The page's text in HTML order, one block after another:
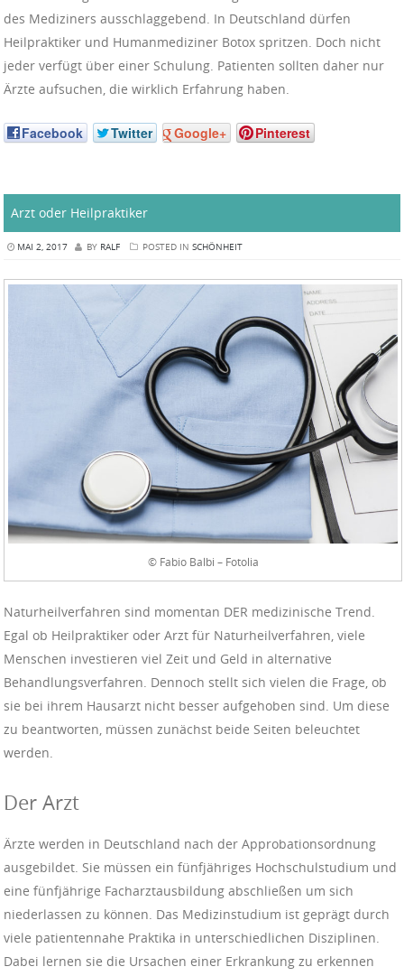
des Mediziners ausschlaggebend. In Deutschland dürfen
Heilpraktiker und Humanmediziner Botox spritzen. Doch nicht
jeder verfügt über einer Schulung. Patienten sollten daher nur
Ärzte aufsuchen, die wirklich Erfahrung haben.
Facebook Twitter Google+ Pinterest
Arzt oder Heilpraktiker
MAI 2, 2017 BY RALF POSTED IN SCHÖNHEIT
© Fabio Balbi – Fotolia
Naturheilverfahren sind momentan DER medizinische Trend.
Egal ob Heilpraktiker oder Arzt für Naturheilverfahren, viele
Menschen investieren viel Zeit und Geld in alternative
Behandlungsverfahren. Dennoch stellt sich vielen die Frage, ob
sie bei ihrem Hausarzt nicht besser aufgehoben sind. Um diese
zu beantworten, müssen zunächst beide Seiten beleuchtet
werden.
Der Arzt
Ärzte werden in Deutschland nach der Approbationsordnung
ausgebildet. Sie müssen ein fünfjähriges Hochschulstudium und
eine fünfjährige Facharztausbildung abschließen um sich
niederlassen zu können. Das Medizinstudium ist geprägt durch
viele patientennahe Praktika in unterschiedlichen Disziplinen.
Dabei lernen sie die Ursachen einer Erkrankung zu erkennen